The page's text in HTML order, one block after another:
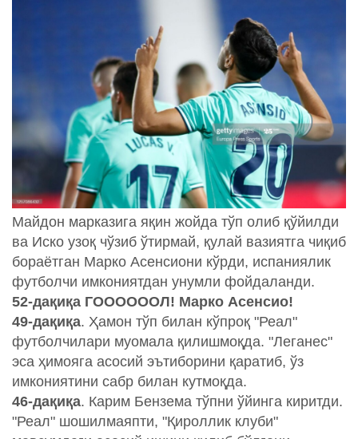
Майдон марказига яқин жойда тўп олиб қўйилди
ва Иско узоқ чўзиб ўтирмай, қулай вазиятга чиқиб
бораётган Марко Асенсиони кўрди, испаниялик
футболчи имкониятдан унумли фойдаланди.
52-дақиқа ГООООООЛ! Марко Асенсио!
49-дақиқа. Ҳамон тўп билан кўпроқ "Реал"
футболчилари муомала қилишмоқда. "Леганес"
эса ҳимояга асосий эътиборини қаратиб, ўз
имкониятини сабр билан кутмоқда.
46-дақиқа. Карим Бензема тўпни ўйинга киритди.
"Реал" шошилмаяпти, "Қироллик клуби"